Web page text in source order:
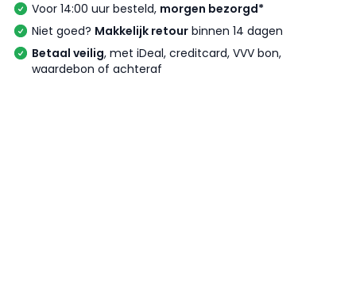
Voor 14:00 uur besteld, morgen bezorgd*
Niet goed? Makkelijk retour binnen 14 dagen
Betaal veilig, met iDeal, creditcard, VVV bon,
waardebon of achteraf